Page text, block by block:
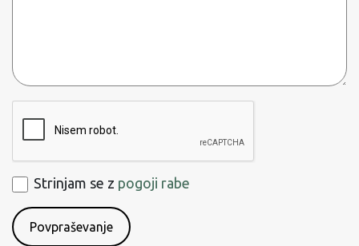
Strinjam
se
s
Strinjam se z pogoji rabe